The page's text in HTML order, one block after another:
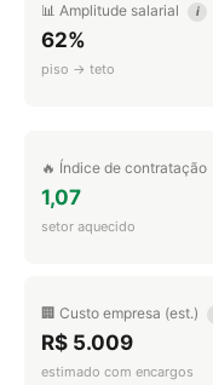
📊 Amplitude salarial i
62%
piso → teto
🔥 Índice de contratação
1,07
setor aquecido
🏢 Custo empresa (est.)
R$ 5.009
estimado com encargos